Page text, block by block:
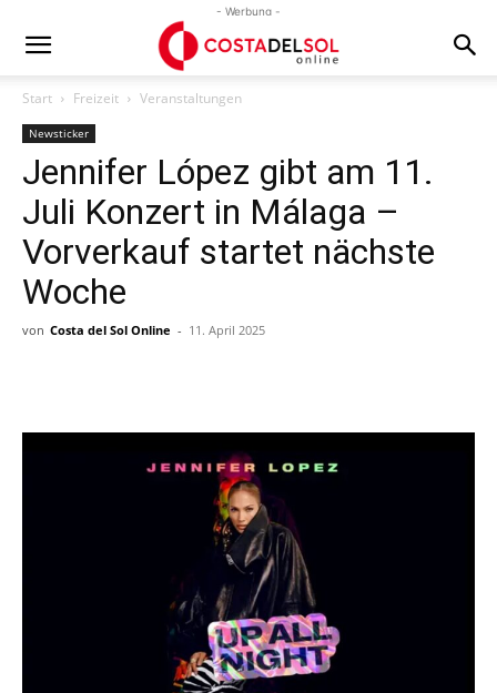
- Werbung -
Start Freizeit Veranstaltungen
Newsticker
Jennifer López gibt am 11.
Juli Konzert in Málaga –
Vorverkauf startet nächste
Woche
von Costa del Sol Online - 11. April 2025